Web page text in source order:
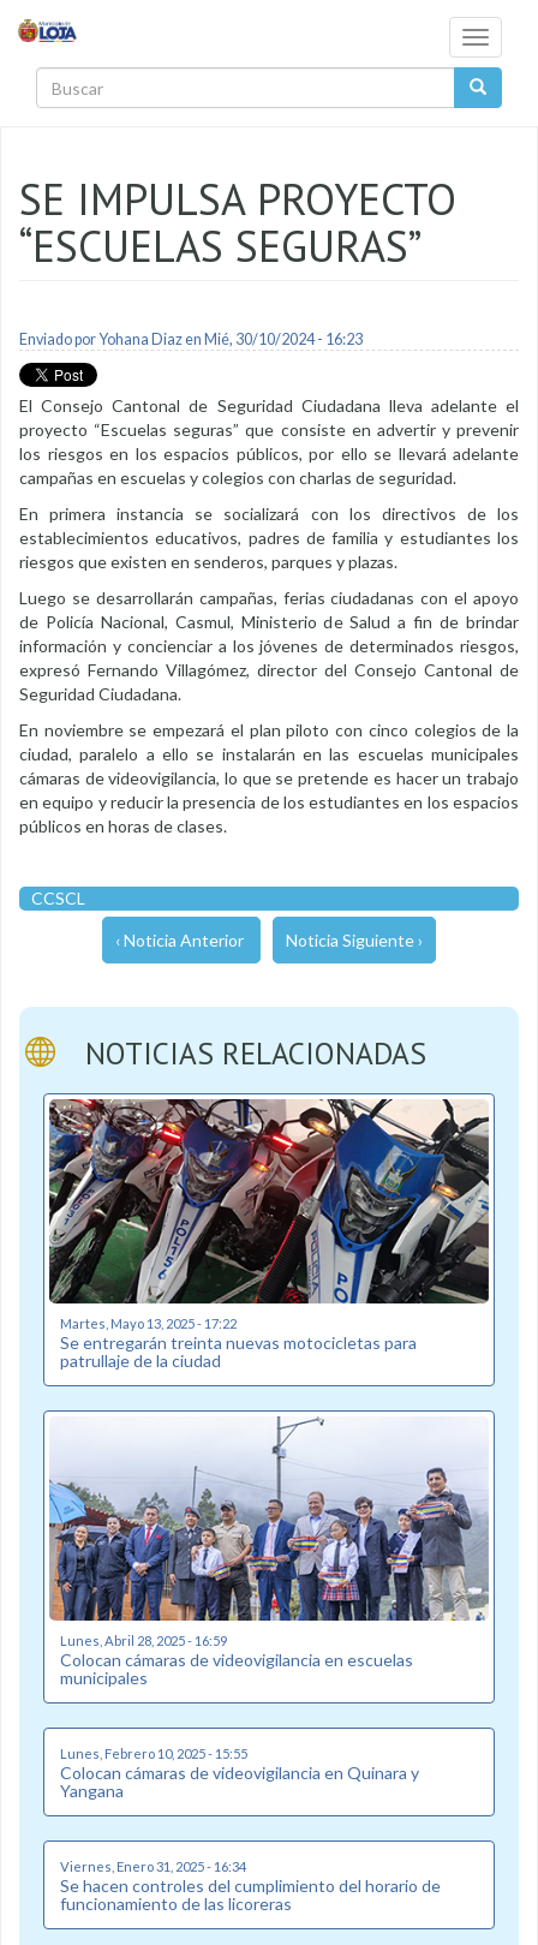
Toggle
SE IMPULSA PROYECTO
“ESCUELAS SEGURAS”
Enviado porYohana Diazen Mié, 30/10/2024 - 16:23
El Consejo Cantonal de Seguridad Ciudadana lleva adelante el
proyecto “Escuelas seguras” que consiste en advertir y prevenir
los riesgos en los espacios públicos, por ello se llevará adelante
campañas en escuelas y colegios con charlas de seguridad.
En primera instancia se socializará con los directivos de los
establecimientos educativos, padres de familia y estudiantes los
riesgos que existen en senderos, parques y plazas.
Luego se desarrollarán campañas, ferias ciudadanas con el apoyo
de Policía Nacional, Casmul, Ministerio de Salud a fin de brindar
información y concienciar a los jóvenes de determinados riesgos,
expresó Fernando Villagómez, director del Consejo Cantonal de
Seguridad Ciudadana.
En noviembre se empezará el plan piloto con cinco colegios de la
ciudad, paralelo a ello se instalarán en las escuelas municipales
cámaras de videovigilancia, lo que se pretende es hacer un trabajo
en equipo y reducir la presencia de los estudiantes en los espacios
públicos en horas de clases.
CCSCL
‹ Noticia Anterior Noticia Siguiente ›
NOTICIAS RELACIONADAS
Martes, Mayo 13, 2025 - 17:22
Se entregarán treinta nuevas motocicletas para
patrullaje de la ciudad
Lunes, Abril 28, 2025 - 16:59
Colocan cámaras de videovigilancia en escuelas
municipales
Lunes, Febrero 10, 2025 - 15:55
Colocan cámaras de videovigilancia en Quinara y
Yangana
Viernes, Enero 31, 2025 - 16:34
Se hacen controles del cumplimiento del horario de
funcionamiento de las licoreras